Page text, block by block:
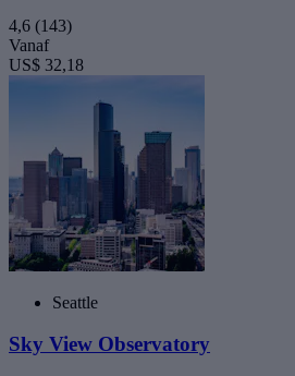
4,6 (143)
Vanaf
US$ 32,18
Seattle
Sky View Observatory